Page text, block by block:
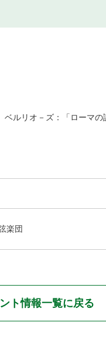
ルリオ－ズ：「ローマ
楽団
ト情報一覧に戻る